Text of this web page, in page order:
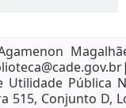
Utilidade Pública
515, Conjunto D,